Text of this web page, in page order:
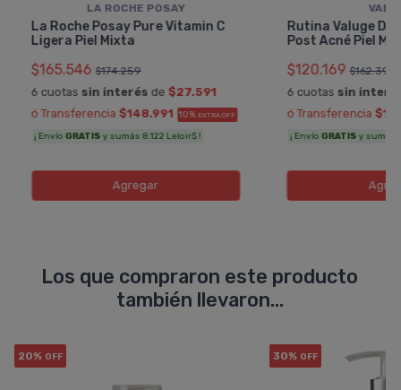
LA ROCHE POSAY
La Roche Posay Pure Vitamin C
Ligera Piel Mixta
$165.546 $174.259
6 cuotas sin interés de $27.591
ó Transferencia $148.991 10% EXTRA OFF
¡ Envío GRATIS y sumás 8.122 Leloir$ !
Agregar
Rutina Valuge
Post Acné Piel
$120.169 $162.390
6 cuotas sin
ó Transferencia
¡ Envío GRATIS y sumás
Los que compraron este producto
también llevaron...
20% OFF 30% OFF